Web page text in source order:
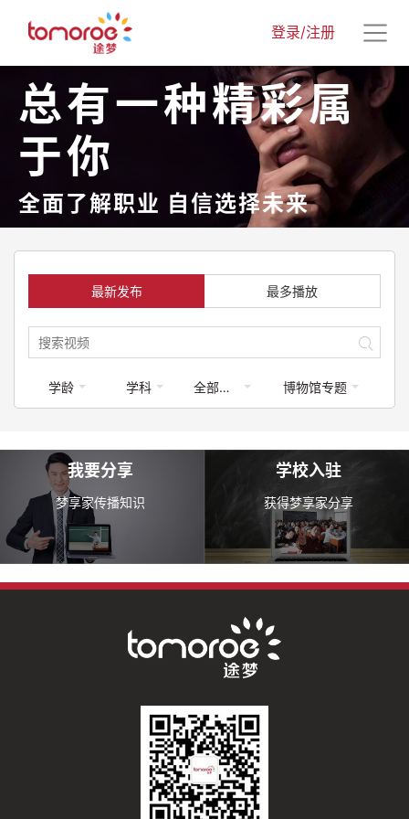
登录/注册
总有一种精彩属
于你
全面了解职业 自信选择未来
最新发布 最多播放
学龄 学科 全部梦享家 博物馆专题
我要分享
梦享家传播知识
学校入驻
获得梦享家分享